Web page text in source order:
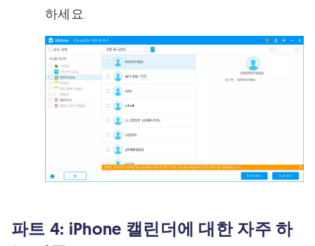
하세요.
파트 4: iPhone 캘린더에 대한 자주 하